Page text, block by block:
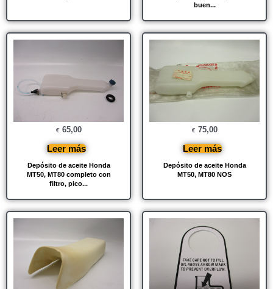
buen...
Depósito de aceite Honda
MT50, MT80 completo con
filtro, pico...
€ 65,00
Leer más
Depósito de aceite Honda
MT50, MT80 NOS
€ 75,00
Leer más